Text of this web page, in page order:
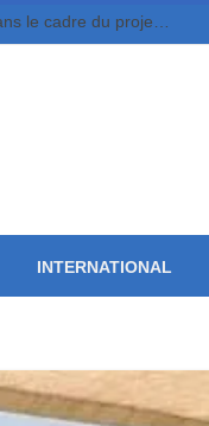
Moundou : 10 jeunes entrepreneurs retenus dans le cadre du projet MounDix
INTERNATIONAL